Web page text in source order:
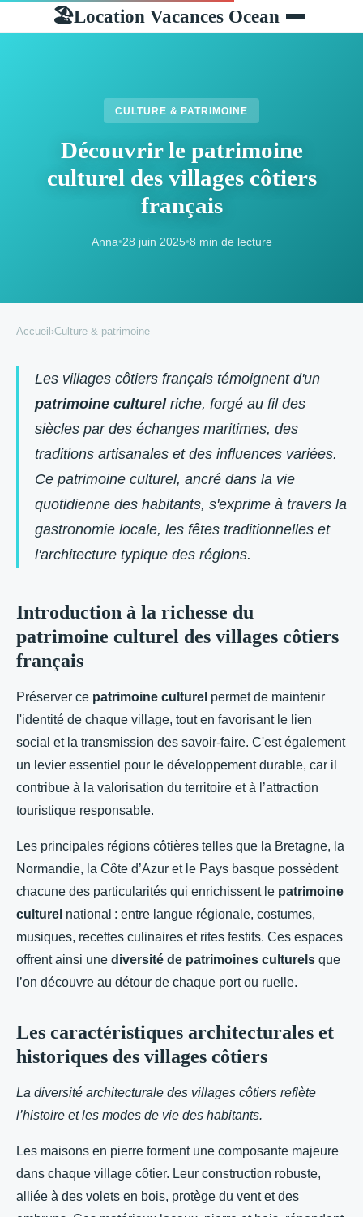
🏖Location Vacances Ocean
CULTURE & PATRIMOINE
Découvrir le patrimoine
culturel des villages côtiers
français
Anna•28 juin 2025•8 min de lecture
Accueil ›Culture & patrimoine
Les villages côtiers français témoignent d'un
patrimoine culturelriche, forgé au fil des
siècles par des échanges maritimes, des
traditions artisanales et des influences variées.
Ce patrimoine culturel, ancré dans la vie
quotidienne des habitants, s'exprime à travers la
gastronomie locale, les fêtes traditionnelles et
l'architecture typique des régions.
Introduction à la richesse du
patrimoine culturel des villages côtiers
français
Préserver ce patrimoine culturel permet de maintenir
l'identité de chaque village, tout en favorisant le lien
social et la transmission des savoir-faire. C'est également
un levier essentiel pour le développement durable, car il
contribue à la valorisation du territoire et à l’attraction
touristique responsable.
Les principales régions côtières telles que la Bretagne, la
Normandie, la Côte d’Azur et le Pays basque possèdent
chacune des particularités qui enrichissent le patrimoine
culturel national : entre langue régionale, costumes,
musiques, recettes culinaires et rites festifs. Ces espaces
offrent ainsi une diversité de patrimoines culturels que
l’on découvre au détour de chaque port ou ruelle.
Les caractéristiques architecturales et
historiques des villages côtiers
La diversité architecturale des villages côtiers reflète
l’histoire et les modes de vie des habitants.
Les maisons en pierre forment une composante majeure
dans chaque village côtier. Leur construction robuste,
alliée à des volets en bois, protège du vent et des